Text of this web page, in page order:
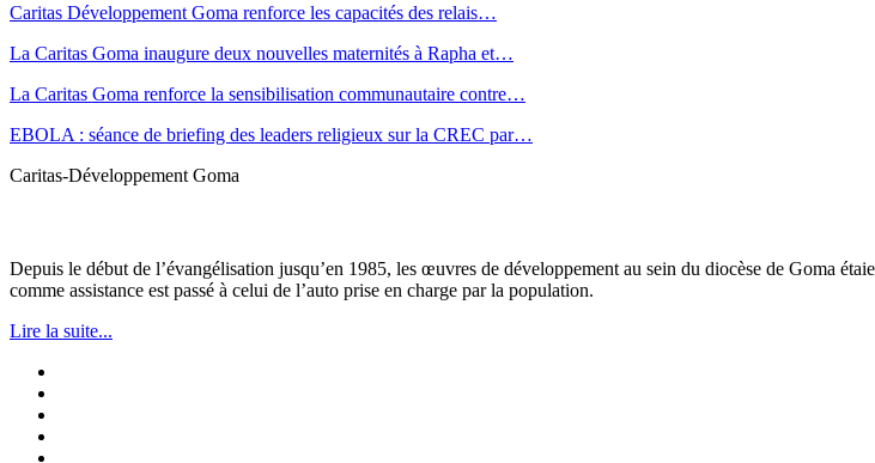
Caritas Développement Goma renforce les capacités des relais…
La Caritas Goma inaugure deux nouvelles maternités à Rapha et…
La Caritas Goma renforce la sensibilisation communautaire contre…
EBOLA : séance de briefing des leaders religieux sur la CREC par…
Caritas-Développement Goma
Depuis le début de l’évangélisation jusqu’en 1985, les œuvres de développement au sein du diocèse de Goma
comme assistance est passé à celui de l’auto prise en charge par la population.
Lire la suite...